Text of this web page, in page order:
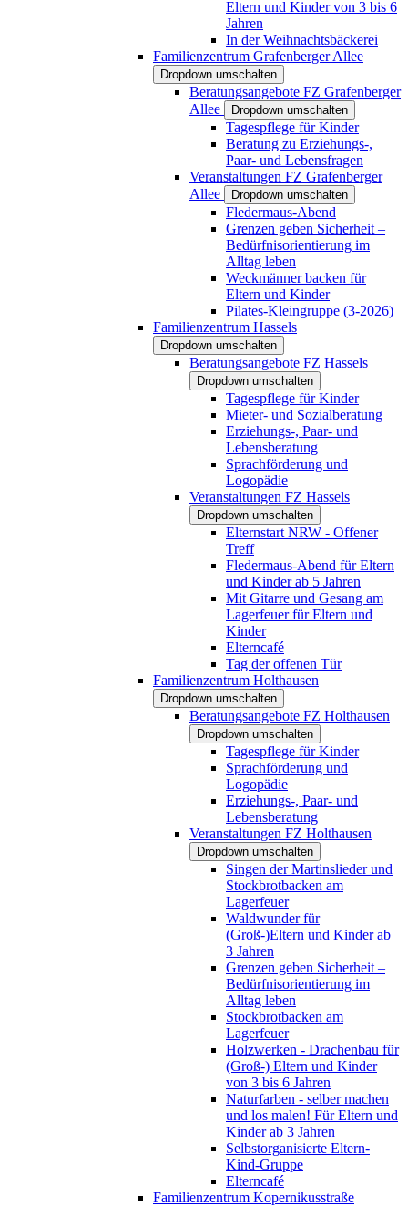
Eltern und Kinder von 3 bis 6
Jahren
In der Weihnachtsbäckerei
Familienzentrum Grafenberger Allee
Dropdown umschalten
Beratungsangebote FZ Grafenberger
Allee
Dropdown umschalten
Tagespflege für Kinder
Beratung zu Erziehungs-,
Paar- und Lebensfragen
Veranstaltungen FZ Grafenberger
Allee
Dropdown umschalten
Fledermaus-Abend
Grenzen geben Sicherheit –
Bedürfnisorientierung im
Alltag leben
Weckmänner backen für
Eltern und Kinder
Pilates-Kleingruppe (3-2026)
Familienzentrum Hassels
Dropdown umschalten
Beratungsangebote FZ Hassels
Dropdown umschalten
Tagespflege für Kinder
Mieter- und Sozialberatung
Erziehungs-, Paar- und
Lebensberatung
Sprachförderung und
Logopädie
Veranstaltungen FZ Hassels
Dropdown umschalten
Elternstart NRW - Offener
Treff
Fledermaus-Abend für Eltern
und Kinder ab 5 Jahren
Mit Gitarre und Gesang am
Lagerfeuer für Eltern und
Kinder
Elterncafé
Tag der offenen Tür
Familienzentrum Holthausen
Dropdown umschalten
Beratungsangebote FZ Holthausen
Dropdown umschalten
Tagespflege für Kinder
Sprachförderung und
Logopädie
Erziehungs-, Paar- und
Lebensberatung
Veranstaltungen FZ Holthausen
Dropdown umschalten
Singen der Martinslieder und
Stockbrotbacken am
Lagerfeuer
Waldwunder für
(Groß-)Eltern und Kinder ab
3 Jahren
Grenzen geben Sicherheit –
Bedürfnisorientierung im
Alltag leben
Stockbrotbacken am
Lagerfeuer
Holzwerken - Drachenbau für
(Groß-) Eltern und Kinder
von 3 bis 6 Jahren
Naturfarben - selber machen
und los malen! Für Eltern und
Kinder ab 3 Jahren
Selbstorganisierte Eltern-
Kind-Gruppe
Elterncafé
Familienzentrum Kopernikusstraße